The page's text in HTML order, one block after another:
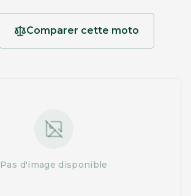
Comparer cette moto
Pas d'image disponible